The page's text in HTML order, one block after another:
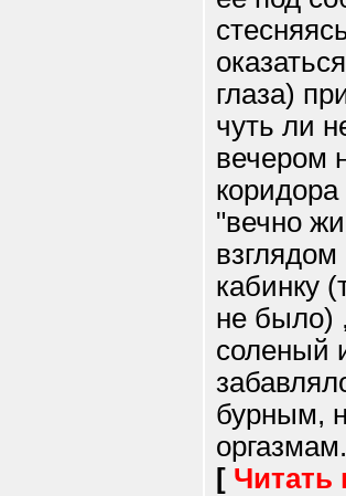
глаза)
чуть ли
вечером
"вечно
кабинку
не было)
соленый
бурным,
[ Читать